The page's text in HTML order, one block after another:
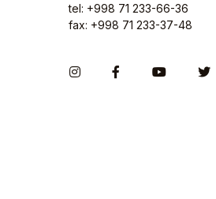
tel: +998 71 233-66-36
fax: +998 71 233-37-48